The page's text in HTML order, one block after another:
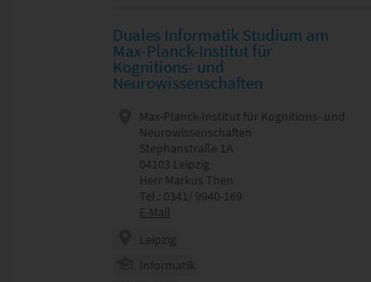
Duales Informatik Studium am
Max-Planck-Institut für
Kognitions- und
Neurowissenschaften
Max-Planck-Institut für Kognitions- und
Neurowissenschaften
Stephanstraße 1A
04103 Leipzig
Herr Markus Then
Tel.: 0341/ 9940-169
E-Mail
Leipzig
Informatik